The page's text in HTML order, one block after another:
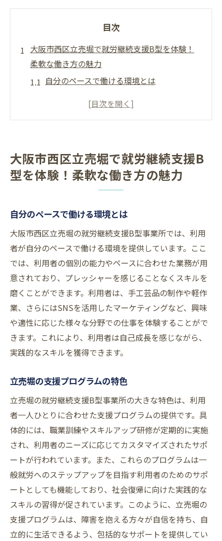
目次
大阪市西区立売堀で就労継続支援B型を体験！
柔軟な働き方の魅力
自分のペースで働ける環境とは
立売堀の支援プログラムの特色
立売堀での成功事例を紹介
利用者の声に学ぶ就労継続支援B型でのスキル
利用者インタビューから学ぶ成長の秘訣
具体的なスキルアップのステップとは
ピアサポートによるスキル向上効果
立売堀での実践的な研修内容
スキルアップがもたらす将来の可能性
利用者のリアルな体験談
立売堀の就労継続支援B型が提供する新しい働
き方とは？
新しい働き方の可能性を探る
多様な働き方が選べる理由
利用者の声に応える支援の仕組み
未来志向の就労モデルを提案
実践的なスキル向上のアプローチ
就労継続支援B型で一般就労を目指すためのス
テップ
一般就労への道筋を明確にする
必要なスキルと経験の積み方
就労支援プログラムの具体的内容
ステップアップを支えるサポートとは
大阪市西区立売堀で就労継続支援B
型を体験！柔軟な働き方の魅力
自分のペースで働ける環境とは
大阪市西区立売堀の就労継続支援B型事業所では、利用
者が自分のペースで働ける環境を提供しています。ここ
では、利用者の個別の能力やペースに合わせた業務が用
意されており、プレッシャーを感じることなくスキルを
磨くことができます。利用者は、手工芸品の制作や軽作
業、さらにはSNSを活用したマーケティングなど、興味
や適性に応じた様々な分野での仕事を体験することがで
きます。これにより、利用者は自己成長を感じながら、
実践的なスキルを獲得できます。
立売堀の支援プログラムの特色
立売堀の就労継続支援B型事業所の大きな特色は、利用
者一人ひとりに合わせた支援プログラムの提供です。具
体的には、職業訓練やスキルアップ研修が定期的に実施
され、利用者のニーズに応じてカスタマイズされたサポ
ートが行われています。また、これらのプログラムは一
般就労へのステップアップを目指す利用者のためのサポ
ートとしても機能しており、社会復帰に向けた実践的な
スキルの習得が促されています。このように、立売堀の
支援プログラムは、障害を抱える方々が自信を持ち、自
立的に生活できるよう、包括的なサポートを提供してい